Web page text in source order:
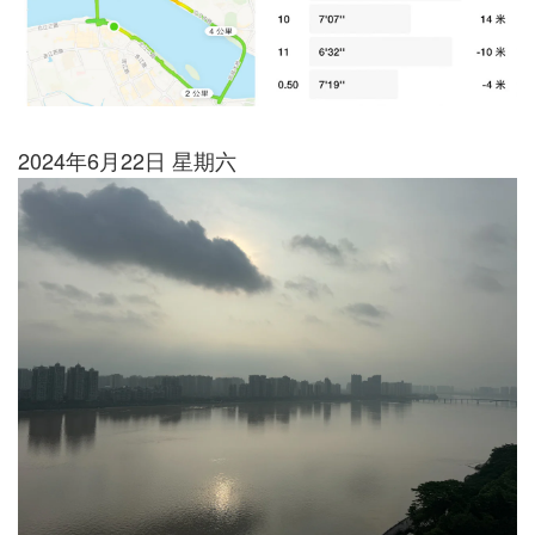
2024年6月22日 星期六